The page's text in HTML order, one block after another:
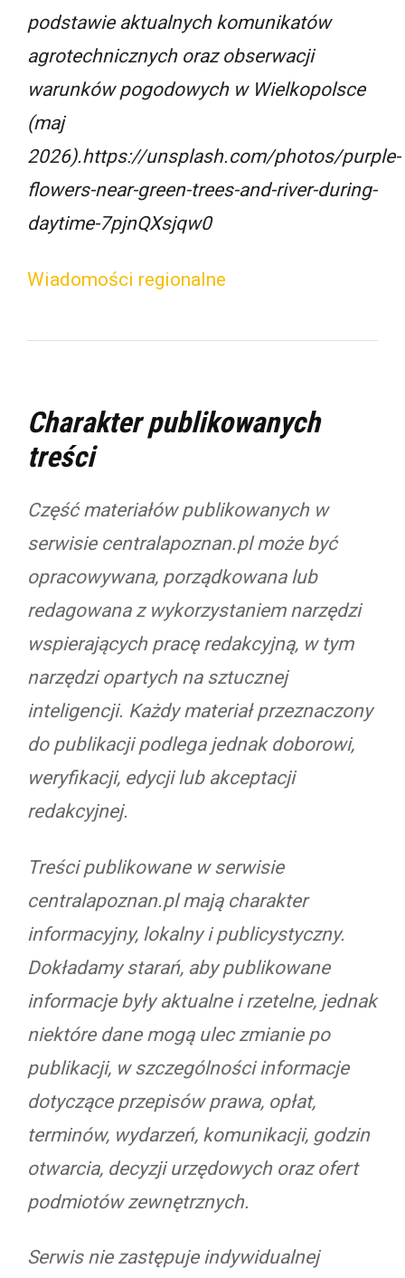
podstawie aktualnych komunikatów
agrotechnicznych oraz obserwacji
warunków pogodowych w Wielkopolsce
(maj
2026).https://unsplash.com/photos/purple-
flowers-near-green-trees-and-river-during-
daytime-7pjnQXsjqw0
Wiadomości regionalne
Charakter publikowanych
treści
Część materiałów publikowanych w
serwisie centralapoznan.pl może być
opracowywana, porządkowana lub
redagowana z wykorzystaniem narzędzi
wspierających pracę redakcyjną, w tym
narzędzi opartych na sztucznej
inteligencji. Każdy materiał przeznaczony
do publikacji podlega jednak doborowi,
weryfikacji, edycji lub akceptacji
redakcyjnej.
Treści publikowane w serwisie
centralapoznan.pl mają charakter
informacyjny, lokalny i publicystyczny.
Dokładamy starań, aby publikowane
informacje były aktualne i rzetelne, jednak
niektóre dane mogą ulec zmianie po
publikacji, w szczególności informacje
dotyczące przepisów prawa, opłat,
terminów, wydarzeń, komunikacji, godzin
otwarcia, decyzji urzędowych oraz ofert
podmiotów zewnętrznych.
Serwis nie zastępuje indywidualnej